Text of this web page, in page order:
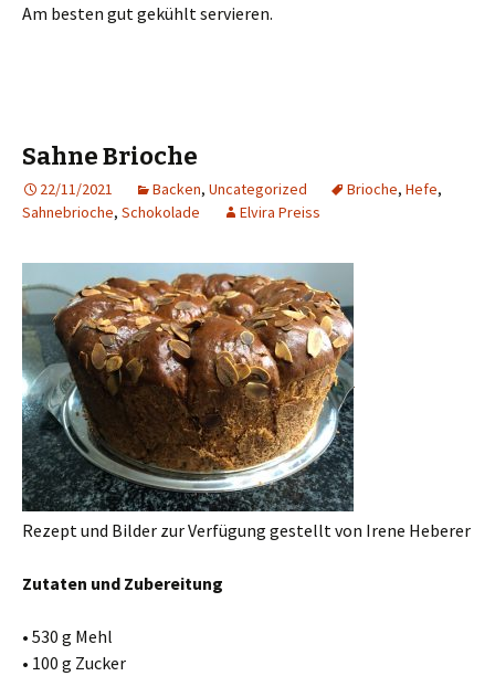
Am besten gut gekühlt servieren.
Sahne Brioche
22/11/2021 Backen, Uncategorized Brioche, Hefe,
Sahnebrioche, Schokolade Elvira Preiss
Rezept und Bilder zur Verfügung gestellt von Irene Heberer
Zutaten und Zubereitung
• 530 g Mehl
• 100 g Zucker